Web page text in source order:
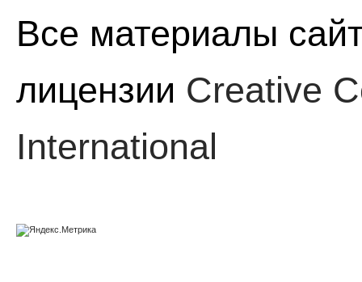
Все материалы
лицензии Creative
International